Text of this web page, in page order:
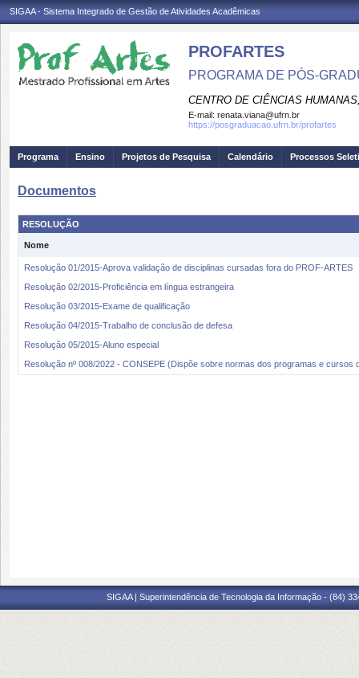
SIGAA - Sistema Integrado de Gestão de Atividades Acadêmicas
PROFARTES
PROGRAMA DE PÓS-
CENTRO DE CIÊNCIAS
E-mail: renata.viana@ufrn.br
https://posgraduacao.ufrn.br/profartes
Programa Ensino Projetos de Pesquisa Calendário Processos
Documentos
RESOLUÇÃO
Nome
Resolução 01/2015-Aprova validação de disciplinas cursadas fora do PROF-ARTES
Resolução 02/2015-Proficiência em língua estrangeira
Resolução 03/2015-Exame de qualificação
Resolução 04/2015-Trabalho de conclusão de defesa
Resolução 05/2015-Aluno especial
Resolução nº 008/2022 - CONSEPE (Dispõe sobre normas dos programas e cursos
SIGAA | Superintendência de Tecnologia da Informação - (84)